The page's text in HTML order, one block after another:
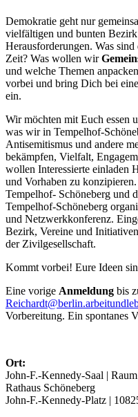
Demokratie geht nur
vielfältigen und bunten
Herausforderungen. Was
Zeit? Was wollen wir
und welche Themen
vorbei und bring Dich bei
ein.
Wir möchten mit Euch essen
was wir in Tempelhof-
Antisemitismus und andere
bekämpfen, Vielfalt,
wollen Interessierte einladen
und Vorhaben zu
Tempelhof- Schöneberg und
Tempelhof-Schöneberg
und Netzwerkkonferenz.
Bezirk, Vereine und
der Zivilgesellschaft.
Kommt vorbei! Eure Ideen
Eine vorige Anmeldung bis
Vorbereitung. Ein spontanes
Ort:
John-F.-Kennedy-Saal |
Rathaus Schöneberg
John-F.-Kennedy-Platz |